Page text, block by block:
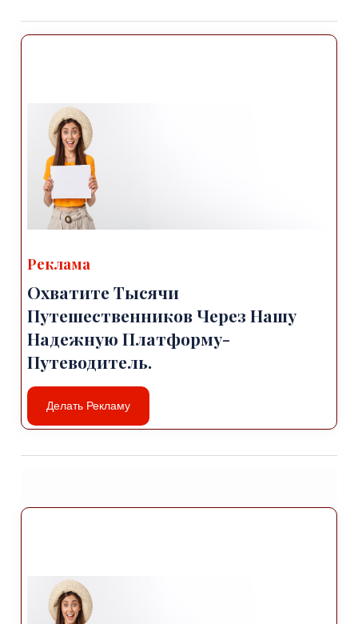
жаркое и сухой, с температурой от 25°C до 35°C
нуля и значительный снегопад. Рекомендуется
возьмите с собой легкую одежду на лето и
возьмите с собой теплые вещи и подходящее
зимнее снаряжение для зимних месяцев.
Достопримечательности: Хаккари предлагает
ряд достопримечательностей,
демонстрирующих свою Природная красота и
Гора Сюпхан: откройте для себя впечатляющую
гору Сюпхан, вулканическую гора,
расположенная недалеко от Хаккари. Эта
величественная вершина предлагает
захватывающие дух виды и возможности для
пеших прогулок, треккинга и альпинизма.
Горы Чило-Сат: исследуйте потрясающие горы
идеально подходят для отдыха на природе.
империи эпохи, охватывает реку Мюрат и
является свидетельством богатого региона.
Реклама
Охватите Тысячи
Путешественников Через Нашу
Надежную Платформу-
Путеводитель.
Делать Рекламу